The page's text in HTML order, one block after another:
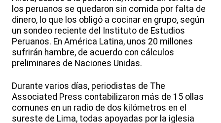
los peruanos se quedaron sin comida por falta de
dinero, lo que los obligó a cocinar en grupo, según
un sondeo reciente del Instituto de Estudios
Peruanos. En América Latina, unos 20 millones
sufrirán hambre, de acuerdo con cálculos
preliminares de Naciones Unidas.
Durante varios días, periodistas de The
Associated Press contabilizaron más de 15 ollas
comunes en un radio de dos kilómetros en el
sureste de Lima, todas apoyadas por la iglesia